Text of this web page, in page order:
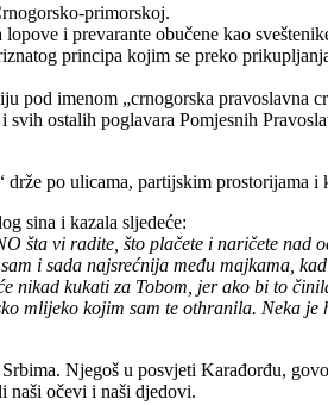
primorskoj.
i prevarante obučene kao
principa kojim se preko
imenom „crnogorska pravoslavna
ostalih poglavara Pomjesnih
po ulicama, partijskim prostorijama
sina i kazala sljedeće:
vi radite, što plačete i naričete nad
i sada najsrećnija među majkama,
nikad kukati za Tobom, jer ako bi to
mlijeko kojim sam te othranila. Neka
Njegoš u posvjeti Karađorđu,
naši očevi i naši djedovi.